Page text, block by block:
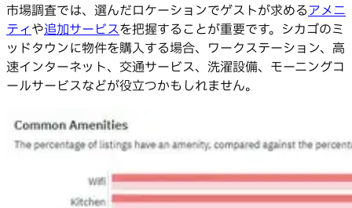
市場調査では、選んだロケーションでゲストが求めるアメニ
ティや追加サービスを把握することが重要です。シカゴのミ
ッドタウンに物件を購入する場合、ワークステーション、高
速インターネット、交通サービス、洗濯設備、モーニングコ
ールサービスなどが役立つかもしれません。